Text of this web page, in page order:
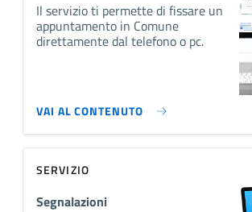
Il servizio ti permette di fissare un
appuntamento in Comune
direttamente dal telefono o pc.
VAI AL CONTENUTO
SERVIZIO
Segnalazioni